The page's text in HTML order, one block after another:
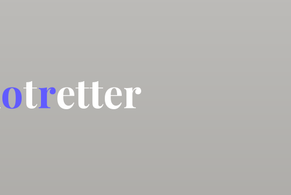
otretter